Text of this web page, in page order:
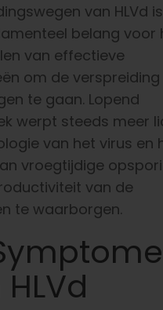
van HLVd is
belang voor
van effectieve
om de verspreiding
te gaan. Lopend
werpt steeds meer
van het virus en
vroegtijdige
van de
te waarborgen.